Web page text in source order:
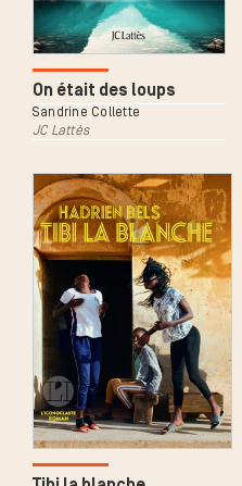
On était des loups
Sandrine Collette
JC Lattès